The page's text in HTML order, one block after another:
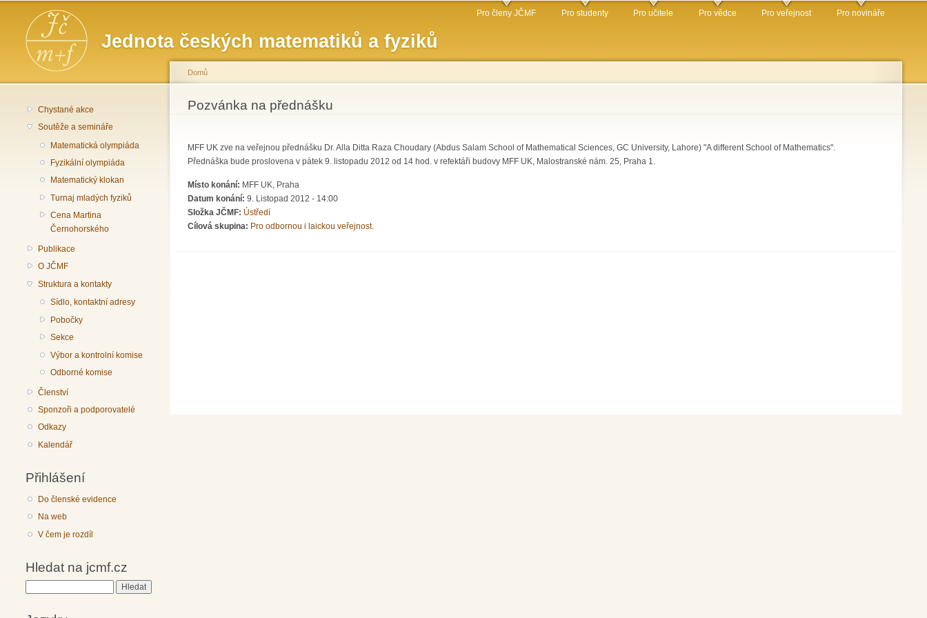
obsahu
Jednota českých matematiků a fyziků
Hlavní menu Pro členy JČMF Pro studenty Pro učitele Pro vědce Pro veřejnost Pro novináře
Chystané akce
Soutěže a semináře
Matematická olympiáda
Fyzikální olympiáda
Matematický klokan
Turnaj mladých fyziků
Cena Martina
Černohorského
Publikace
O JČMF
Struktura a kontakty
Sídlo, kontaktní adresy
Pobočky
Sekce
Výbor a kontrolní komise
Odborné komise
Členství
Sponzoři a podporovatelé
Odkazy
Kalendář
Přihlášení
Do členské evidence
Na web
V čem je rozdíl
Hledat na jcmf.cz
Jste zde
Domů
Pozvánka na přednášku
MFF UK zve na veřejnou přednášku Dr. Alla Ditta Raza Choudary (Abdus Salam School of Mathematical Sciences, GC University, Lahore) "A different School of Mathematics".
Přednáška bude proslovena v pátek 9. listopadu 2012 od 14 hod. v refektáři budovy MFF UK, Malostranské nám. 25, Praha 1.
Místo konání: MFF UK, Praha
Datum konání: 9. Listopad 2012 - 14:00
Složka JČMF: Ústředí
Cílová skupina: Pro odbornou i laickou veřejnost.